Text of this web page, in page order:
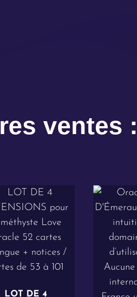
ventes
LOT DE 4